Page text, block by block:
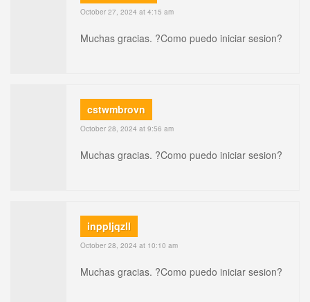
October 27, 2024 at 4:15 am
Muchas gracias. ?Como puedo iniciar sesion?
cstwmbrovn
October 28, 2024 at 9:56 am
Muchas gracias. ?Como puedo iniciar sesion?
inppljqzll
October 28, 2024 at 10:10 am
Muchas gracias. ?Como puedo iniciar sesion?